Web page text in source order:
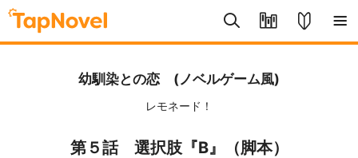
幼馴染との恋 (ノベルゲーム風)
レモネード！
第５話 選択肢『B』（脚本）